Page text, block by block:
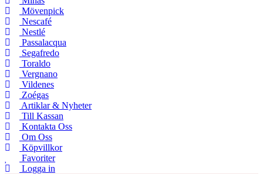
Mövenpick
Nescafé
Nestlé
Passalacqua
Segafredo
Toraldo
Vergnano
Vildenes
Zoégas
Artiklar & Nyheter
Till Kassan
Kontakta Oss
Om Oss
Köpvillkor
Favoriter
Logga in